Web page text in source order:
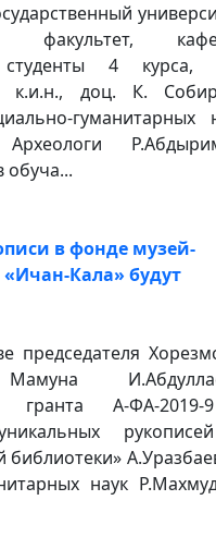
факультет,
студенты 4 курса,
к.и.н., доц. К.
гуманитарных
в фонде музей-
Кала» будут
председателя
гранта А-ФА-
наук